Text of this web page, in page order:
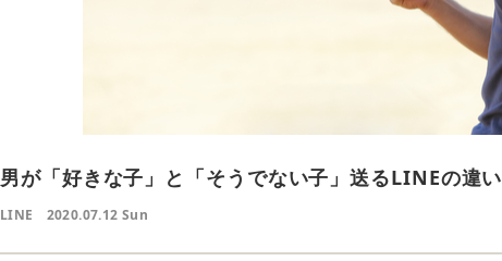
男が「好きな子」と「そうでない子」送るLINEの違い
LINE 2020.07.12 Sun